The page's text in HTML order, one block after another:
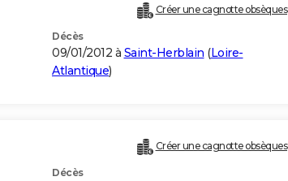
Créer une cagnotte obsèques
Décès
09/01/2012 à Saint-Herblain (Loire-
Atlantique)
Créer une cagnotte obsèques
Décès